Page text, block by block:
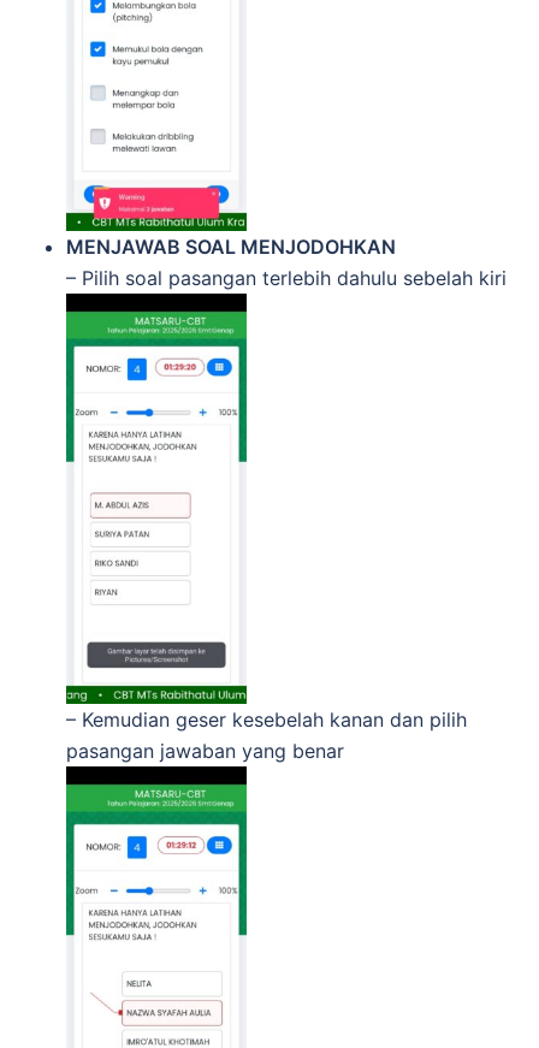
MENJAWAB SOAL MENJODOHKAN
– Pilih soal pasangan terlebih dahulu sebelah kiri
– Kemudian geser kesebelah kanan dan pilih
pasangan jawaban yang benar